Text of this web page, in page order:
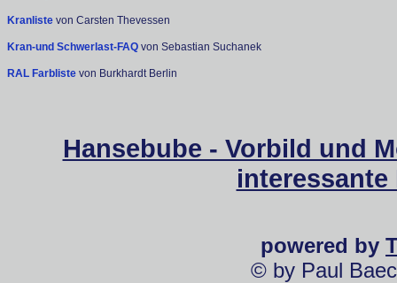
Kranliste von Carsten Thevessen
Kran-und Schwerlast-FAQ von Sebastian Suchanek
RAL Farbliste von Burkhardt Berlin
Hansebube - Vorbild und
powered by
© by Paul